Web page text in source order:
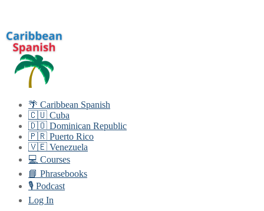
content
🌴 Caribbean Spanish
🇨🇺 Cuba
🇩🇴 Dominican Republic
🇵🇷 Puerto Rico
🇻🇪 Venezuela
💻 Courses
📘 Phrasebooks
🎙️ Podcast
Log In